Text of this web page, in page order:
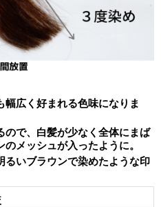
広く好まれる色味になりま
ので、白髪が少なく全体にまば
メッシュが入ったように。
るいブラウンで染めたような印